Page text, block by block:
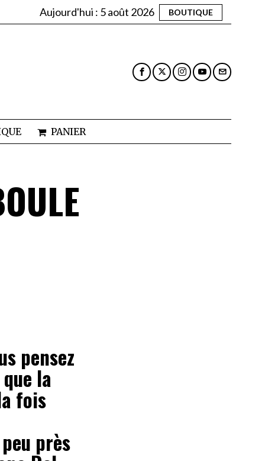
Aujourd'hui : 5 août 2026 BOUTIQUE
PANIER
pensez
la
fois
près